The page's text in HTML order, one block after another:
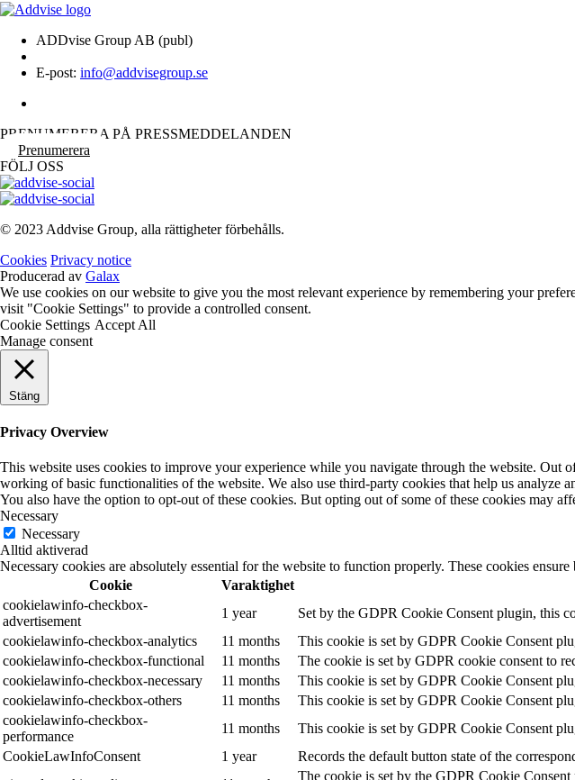
ADDvise Group AB (publ)
E-post: info@addvisegroup.se
PRENUMERERA PÅ PRESSMEDDELANDEN
Prenumerera
FÖLJ OSS
© 2023 Addvise Group, alla rättigheter förbehålls.
Cookies Privacy notice
Producerad av Galax
We use cookies on our website to give you the most relevant experience by remembering your
visit "Cookie Settings" to provide a controlled consent.
Cookie Settings Accept All
Manage consent
Stäng
Privacy Overview
This website uses cookies to improve your experience while you navigate through the website. Out
working of basic functionalities of the website. We also use third-party cookies that help us
You also have the option to opt-out of these cookies. But opting out of some of these cookies may
Necessary
Necessary
Alltid aktiverad
Necessary cookies are absolutely essential for the website to function properly. These cookies
Cookie
Varaktighet
cookielawinfo-checkbox-
advertisement
1 year
Set by the GDPR Cookie Consent plugin, this
cookielawinfo-checkbox-analytics
11 months
This cookie is set by GDPR Cookie Consent
cookielawinfo-checkbox-functional
11 months
The cookie is set by GDPR cookie consent to
cookielawinfo-checkbox-necessary
11 months
This cookie is set by GDPR Cookie Consent
cookielawinfo-checkbox-others
11 months
This cookie is set by GDPR Cookie Consent
cookielawinfo-checkbox-
performance
11 months
This cookie is set by GDPR Cookie Consent
CookieLawInfoConsent
1 year
Records the default button state of the
The cookie is set by the GDPR Cookie Consent